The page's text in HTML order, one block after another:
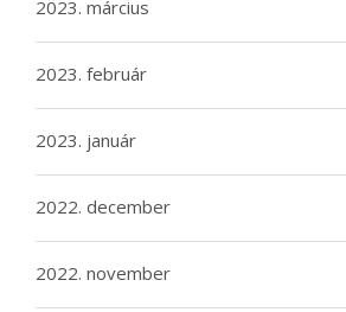
2023. március
2023. február
2023. január
2022. december
2022. november